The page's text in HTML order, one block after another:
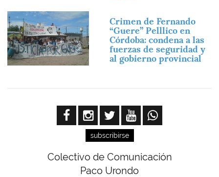
Imagen
Crimen de Fernando
“Guere” Pelllico en
Córdoba: condena a las
fuerzas de seguridad y
al gobierno provincial
subscribirse
Colectivo de Comunicación
Paco Urondo